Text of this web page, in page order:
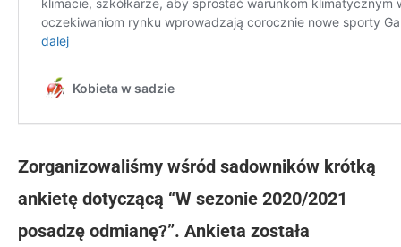
Zorganizowaliśmy wśród sadowników krótką
ankietę dotyczącą “W sezonie 2020/2021
posadzę odmianę?”. Ankieta została